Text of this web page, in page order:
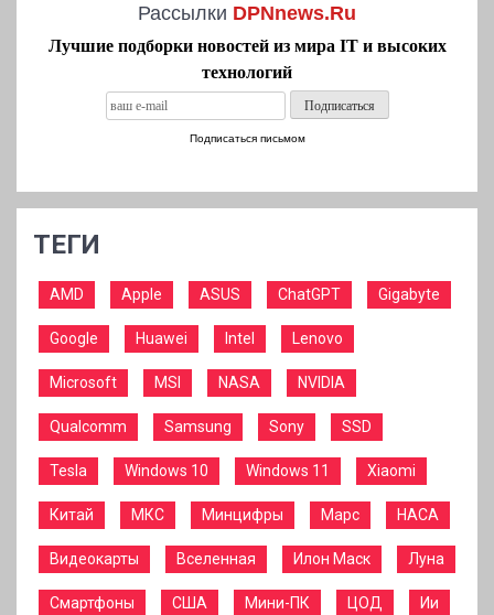
Рассылки DPNnews.Ru
Лучшие подборки новостей из мира IT и высоких
технологий
Подписаться письмом
ТЕГИ
AMD Apple ASUS ChatGPT Gigabyte
Google Huawei Intel Lenovo
Microsoft MSI NASA NVIDIA
Qualcomm Samsung Sony SSD
Tesla Windows 10 Windows 11 Xiaomi
Китай МКС Минцифры Марс НАСА
Видеокарты Вселенная Илон Маск Луна
Смартфоны США Мини-ПК ЦОД Ии